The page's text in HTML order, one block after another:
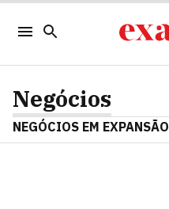
Negócios
NEGÓCIOS EM EXPANSÃO